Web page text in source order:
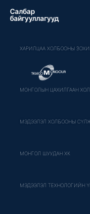
Салбар
байгууллагууд
ХАРИЛЦАА ХОЛБООНЫ
МОНГОЛЫН ЦАХИЛГААН
МЭДЭЭЛЭЛ ХОЛБООНЫ
МОНГОЛ ШУУДАН ХК
МЭДЭЭЛЭЛ ТЕХНОЛОГИЙН